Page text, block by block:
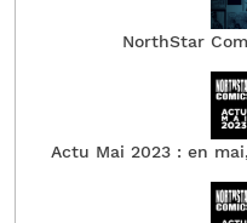
NorthStar
Actu Mai 2023 : en